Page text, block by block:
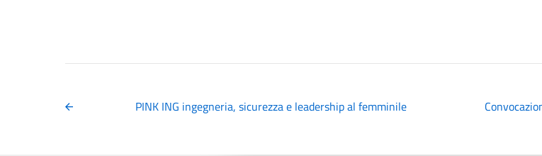
PINK ING ingegneria, sicurezza e leadership al femminile